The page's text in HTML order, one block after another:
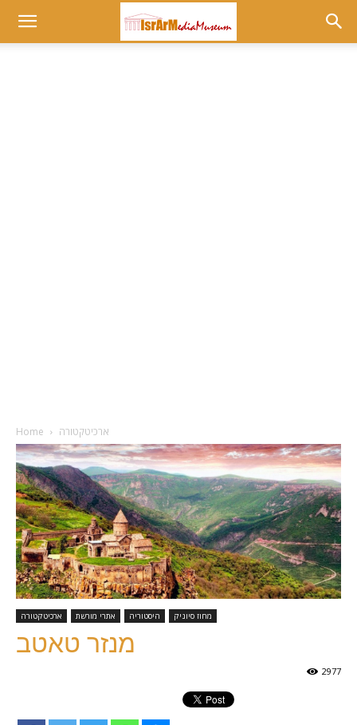
Museum
Home ארכיטקטורה
ארכיטקטורה אתרי מורשת היסטוריה מחוז סיוניק
מנזר טאטב
2977